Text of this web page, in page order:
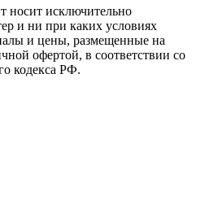
i
не
носит исключительно
и ни при каких условиях
и цены, размещенные на
офертой, в соответствии со
кодекса РФ.